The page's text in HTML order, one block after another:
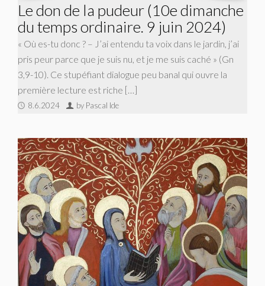
Le don de la pudeur (10e dimanche
du temps ordinaire. 9 juin 2024)
« Où es-tu donc ? – J’ai entendu ta voix dans le jardin, j’ai
pris peur parce que je suis nu, et je me suis caché » (Gn
3,9-10). Ce stupéfiant dialogue peu banal qui ouvre la
première lecture est riche […]
8.6.2024 by Pascal Ide